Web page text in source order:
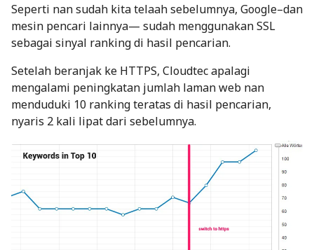
Seperti nan sudah kita telaah sebelumnya, Google–dan
mesin pencari lainnya— sudah menggunakan SSL
sebagai sinyal ranking di hasil pencarian.
Setelah beranjak ke HTTPS, Cloudtecapalagi
mengalami peningkatan jumlah laman web nan
menduduki 10 ranking teratas di hasil pencarian,
nyaris 2 kali lipat dari sebelumnya.